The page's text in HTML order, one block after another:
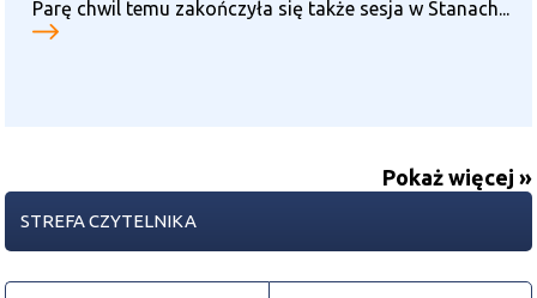
Parę chwil temu zakończyła się także sesja w Stanach...
Pokaż więcej »
STREFA CZYTELNIKA